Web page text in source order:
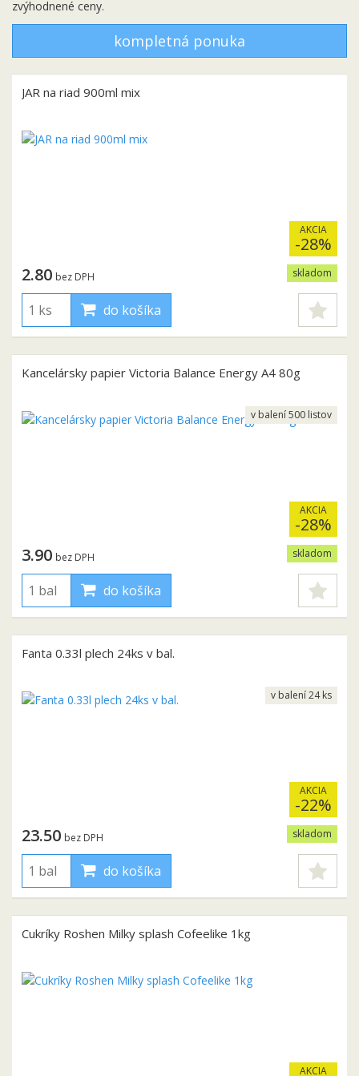
zvýhodnené ceny.
kompletná ponuka
JAR na riad 900ml mix
AKCIA
-28%
skladom
2.80 bez DPH
do košíka
Kancelársky papier Victoria Balance Energy A4 80g
AKCIA
-28%
skladom
3.90 bez DPH
do košíka
v balení 500 listov
Fanta 0.33l plech 24ks v bal.
AKCIA
-22%
skladom
23.50 bez DPH
do košíka
v balení 24 ks
Cukríky Roshen Milky splash Cofeelike 1kg
AKCIA